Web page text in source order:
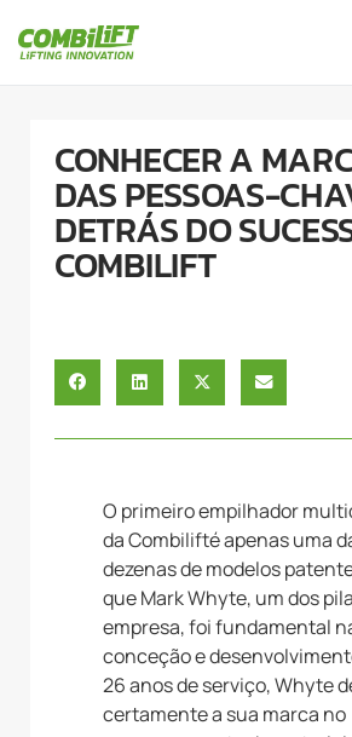
CONHECER A
DAS PESSOAS-
DETRÁS DO
COMBILIFT
O primeiro empilhador
da Combilifté apenas uma
dezenas de modelos
que Mark Whyte, um dos
empresa, foi fundamental
conceção e
26 anos de serviço, Whyte
certamente a sua marca no